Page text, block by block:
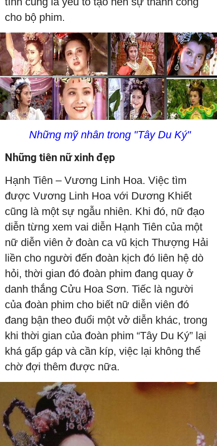
cho bộ phim.
Những mỹ nhân trong "Tây Du Ký"
Những tiên nữ xinh đẹp
Hạnh Tiên – Vương Linh Hoa. Việc tìm
được Vương Linh Hoa với Dương Khiết
cũng là một sự ngẫu nhiên. Khi đó, nữ đạo
diễn từng xem vai diễn Hạnh Tiên của một
nữ diễn viên ở đoàn ca vũ kịch Thượng Hải
liền cho người đến đoàn kịch đó liên hệ dò
hỏi, thời gian đó đoàn phim đang quay ở
danh thắng Cửu Hoa Sơn. Tiếc là người
của đoàn phim cho biết nữ diễn viên đó
đang bận theo đuổi một vở diễn khác, trong
khi thời gian của đoàn phim “Tây Du Ký” lại
khá gấp gáp và cần kíp, việc lại không thể
chờ đợi thêm được nữa.